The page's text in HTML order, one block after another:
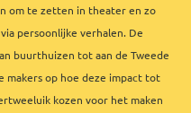
om te zetten in theater en zo
persoonlijke verhalen. De
buurthuizen tot aan de Tweede
makers op hoe deze impact tot
kozen voor het maken